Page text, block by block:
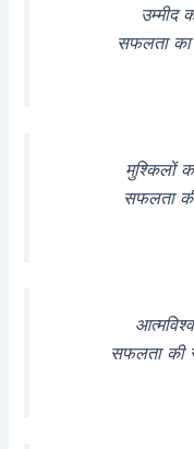
उम्मीद
सफलता का
मुश्किलों
सफलता
सफलता की